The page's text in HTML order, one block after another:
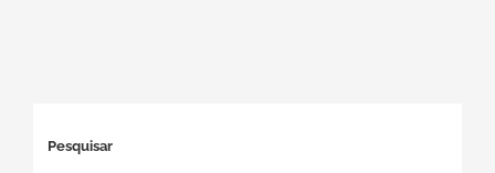
Pesquisar